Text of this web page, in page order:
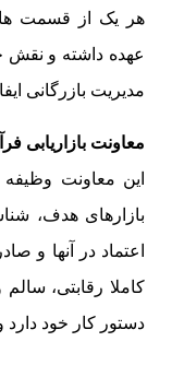
هر یک از قسمت
عهده داشته و
مدیریت بازرگانی
معاونت بازاریابی
این معاونت
بازارهای هدف،
اعتماد در آنها و
کاملا رقابتی،
دستور کار خود